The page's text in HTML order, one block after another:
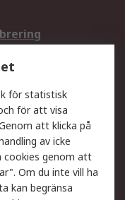
Support
av varor
din order
med RS-konto
för statistisk
för att visa
att klicka på
av icke
cookies genom att
Om du inte vill ha
kan begränsa